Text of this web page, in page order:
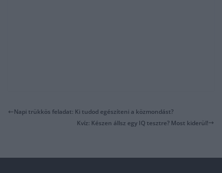
Napi trükkös feladat: Ki tudod egészíteni a közmondást?
Kvíz: Készen állsz egy IQ tesztre? Most kiderül!